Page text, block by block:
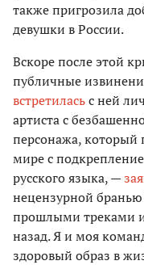
также пригрозила
девушки в России.
Вскоре после этой
публичные
встретиласьс ней
артиста с
персонажа, который
мире с
русского языка, —
нецензурной
прошлыми треками
назад. Я и моя
здоровый образ в